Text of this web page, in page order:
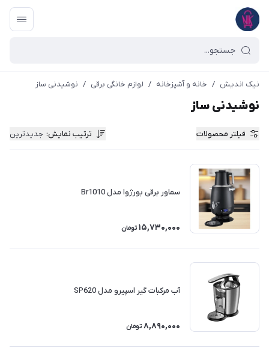
نیک اندیش / خانه و آشپزخانه / لوازم خانگی برقی / نوشیدنی ساز
نوشیدنی ساز
فیلتر محصولات ترتیب نمایش: جدیدترین
سماور برقی بورژوا مدل Br1010
15,730,000 تومان
آب مرکبات گیر اسپیرو مدل SP620
8,890,000 تومان